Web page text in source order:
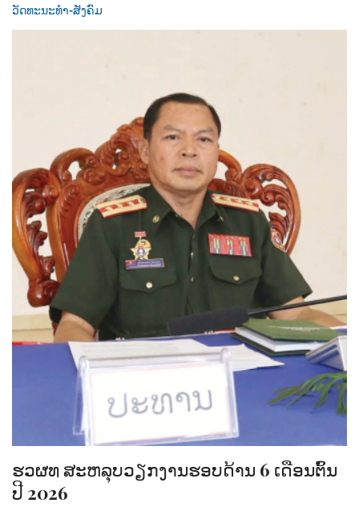
ວັດທະນະທຳ-ສັງຄົມ
ຮວຜທ ສະຫລຸບວຽກງານຮອບດ້ານ 6 ເດືອນຕົ້ນ
ປີ 2026